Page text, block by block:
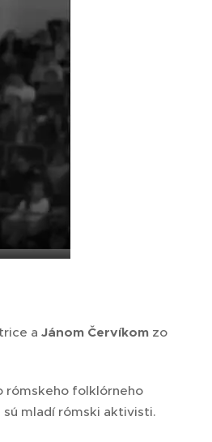
a Jánom Červíkom zo
rómskeho folklórneho
sú mladí rómski aktivisti.